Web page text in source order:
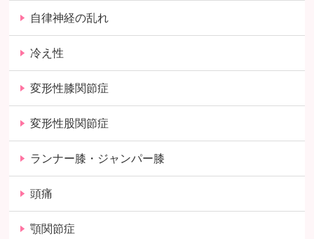
自律神経の乱れ
冷え性
変形性膝関節症
変形性股関節症
ランナー膝・ジャンパー膝
頭痛
顎関節症